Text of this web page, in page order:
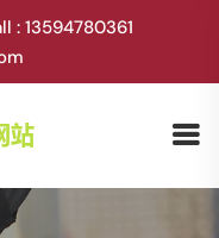
: 13594780361